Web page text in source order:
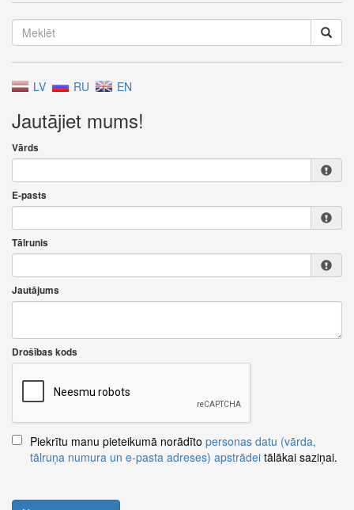
LV RU EN
Jautājiet mums!
Vārds
E-pasts
Tālrunis
Jautājums
Drošības kods
Piekrītu manu pieteikumā norādīto personas datu (vārda,
tālruņa numura un e-pasta adreses) apstrādei tālākai saziņai.